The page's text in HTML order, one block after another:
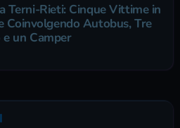
Terni-Rieti: Cinque Vittime in
Coinvolgendo Autobus, Tre
un Camper